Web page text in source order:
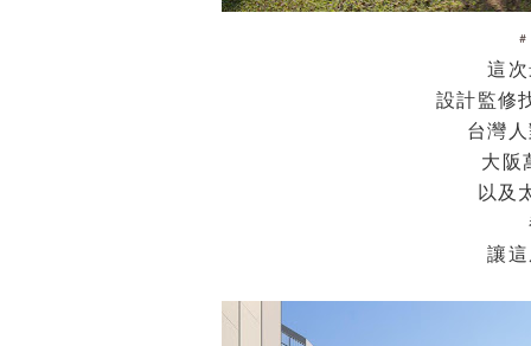
這
設計監修
台灣
大阪
以及
讓